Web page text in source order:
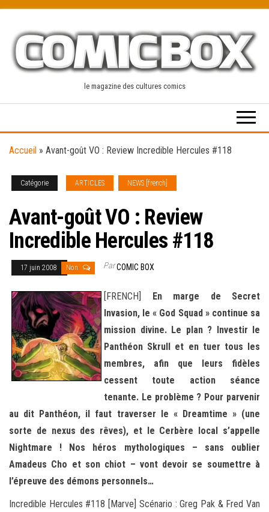
content
le magazine des cultures comics
Accueil » Avant-goût VO : Review Incredible Hercules #118
Catégorie ARTICLES NEWS [french]
Avant-goût VO : Review
Incredible Hercules #118
17 juin 2008 Non ParCOMIC BOX
[FRENCH] En marge de Secret
Invasion, le « God Squad » continue sa
mission divine. Le plan ? Investir le
Panthéon Skrull et en tuer tous les
membres, afin que leurs fidèles
cessent toute action séance
tenante. Le problème ? Pour parvenir
au dit Panthéon, il faut traverser le « Dreamtime » (une
sorte de nexus des rêves), et le Cerbère local s’appelle
Nightmare ! Nos héros mythologiques – sans oublier
Amadeus Cho et son chiot – vont devoir se soumettre à
l’épreuve des démons personnels…
Incredible Hercules #118 [Marve] Scénario : Greg Pak & Fred Van